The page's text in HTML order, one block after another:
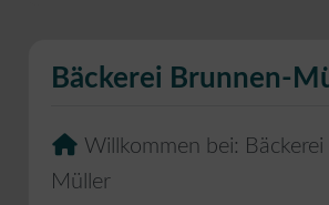
Bäckerei Brunnen-
Willkommen bei:
Müller